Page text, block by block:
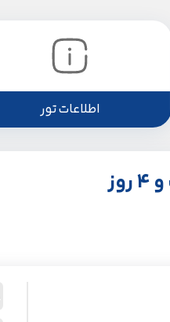
اطلاعات تور